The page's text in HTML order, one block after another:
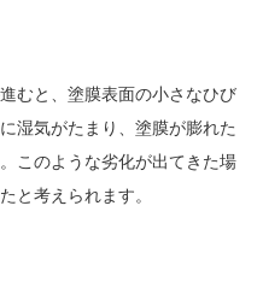
むと、塗膜表面の小さなひび
湿気がたまり、塗膜が膨れた
このような劣化が出てきた場
と考えられます。